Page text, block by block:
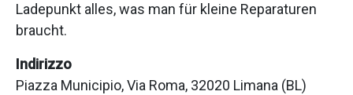
Ladepunkt alles, was man für kleine Reparaturen
braucht.
Indirizzo
Piazza Municipio, Via Roma, 32020 Limana (BL)